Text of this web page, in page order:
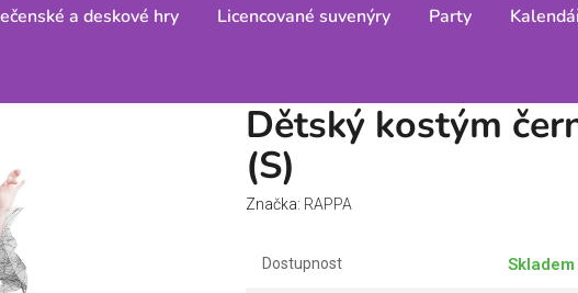
a deskové hry Licencované suvenýry Party
Dětský kostým
(S)
Značka: RAPPA
Dostupnost Skladem